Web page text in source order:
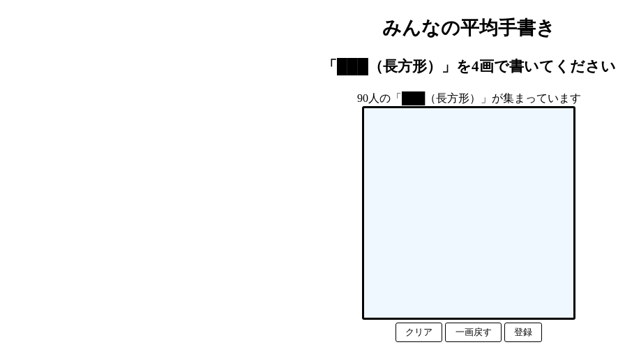
みんなの平均手書き
「███（長方形）」を4画で書いてください
90人の「███（長方形）」が集まっています
クリア 一画戻す 登録